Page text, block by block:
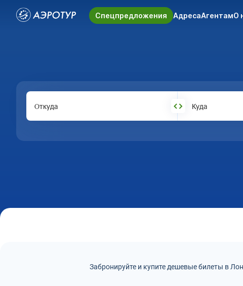
Спецпредложения АдресаАгентамО
Откуда Куда
Забронируйте и купите дешевые билеты в